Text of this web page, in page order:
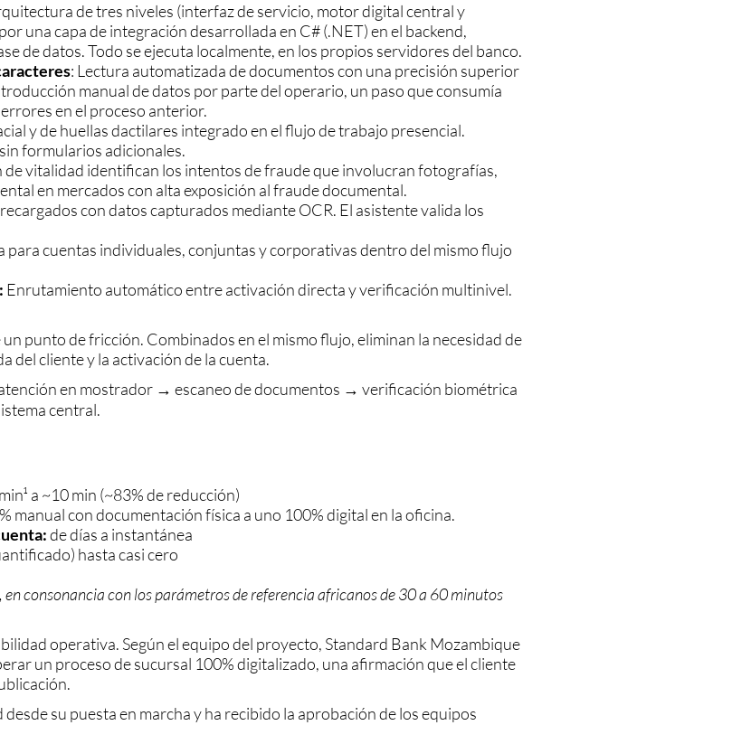
de tres niveles (interfaz de servicio, motor digital central y
una capa de integración desarrollada en C# (.NET) en el backend,
de datos. Todo se ejecuta localmente, en los propios servidores del banco.
: Lectura automatizada de documentos con una precisión superior
manual de datos por parte del operario, un paso que consumía
en el proceso anterior.
y de huellas dactilares integrado en el flujo de trabajo presencial.
formularios adicionales.
de vitalidad identifican los intentos de fraude que involucran fotografías,
en mercados con alta exposición al fraude documental.
con datos capturados mediante OCR. El asistente valida los
para cuentas individuales, conjuntas y corporativas dentro del mismo flujo
Enrutamiento automático entre activación directa y verificación multinivel.
punto de fricción. Combinados en el mismo flujo, eliminan la necesidad de
del cliente y la activación de la cuenta.
en mostrador → escaneo de documentos → verificación biométrica
central.
a ~10 min (~83% de reducción)
manual con documentación física a uno 100% digital en la oficina.
de días a instantánea
hasta casi cero
en consonancia con los parámetros de referencia africanos de 30 a 60 minutos
operativa. Según el equipo del proyecto, Standard Bank Mozambique
un proceso de sucursal 100% digitalizado, una afirmación que el cliente
su puesta en marcha y ha recibido la aprobación de los equipos